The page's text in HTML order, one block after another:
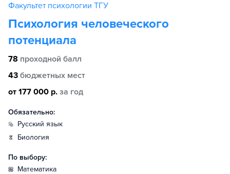
Факультет психологии ТГУ
Психология человеческого
потенциала
78 проходной балл
43 бюджетных мест
от 177 000 р. за год
Обязательно:
русский язык
биология
По выбору:
математика